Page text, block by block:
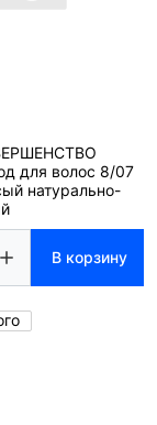
для волос 8/07
натурально-
В корзину